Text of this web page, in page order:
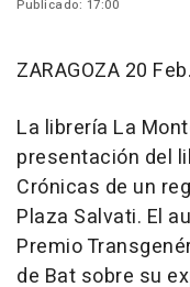
Publicado: 17:00
ZARAGOZA 20
La librería La
presentación del
Crónicas de un
Plaza Salvati. El
Premio
de Bat sobre su